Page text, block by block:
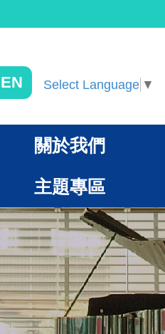
EN Select Language ▼
關於我們
主題專區